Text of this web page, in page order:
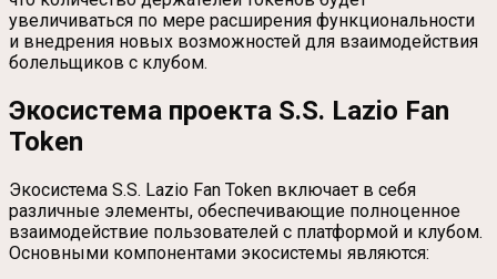
увеличиваться по мере расширения функциональности
и внедрения новых возможностей для взаимодействия
болельщиков с клубом.
Экосистема проекта S.S. Lazio Fan
Token
Экосистема S.S. Lazio Fan Token включает в себя
различные элементы, обеспечивающие полноценное
взаимодействие пользователей с платформой и клубом.
Основными компонентами экосистемы являются: